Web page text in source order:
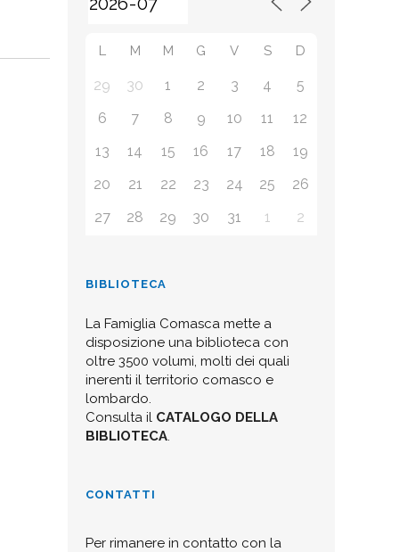
L M M G V S D
29 30 1 2 3 4
5
6
7 8 9 10 11
12
13
14 15 16 17 18
19
20
21 22 23 24 25
26
27
28 29 30 31 1 2
BIBLIOTECA
La Famiglia Comasca mette a
disposizione una biblioteca con
oltre 3500 volumi, molti dei quali
inerenti il territorio comasco e
lombardo.
Consulta il CATALOGO DELLA
BIBLIOTECA.
CONTATTI
Per rimanere in contatto con la